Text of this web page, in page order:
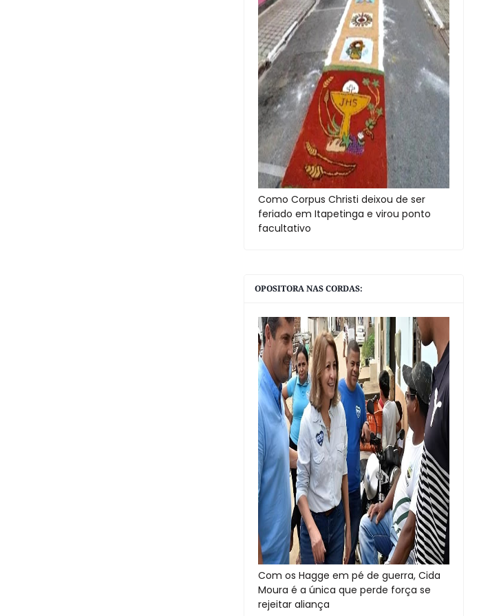
Como Corpus Christi deixou de ser
feriado em Itapetinga e virou ponto
facultativo
OPOSITORA NAS CORDAS:
Com os Hagge em pé de guerra, Cida
Moura é a única que perde força se
rejeitar aliança